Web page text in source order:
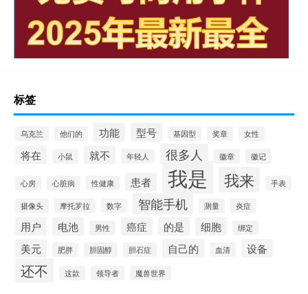
标签
乌克兰 他们的 功能 型号 基因型 奖章 女性
将在 小鼠 就不 年轻人 很多人 徽章 徽记
心房 心脏病 性健康 患者 我是 我来 手表
摄像头 摩托罗拉 数字 智能手机 测量 炎症
用户 电池 男性 癌症 的是 细胞 绑定
美元 肥胖 胆固醇 胆石症 自己的 血清 设备
还不 这款 领导者 魔兽世界